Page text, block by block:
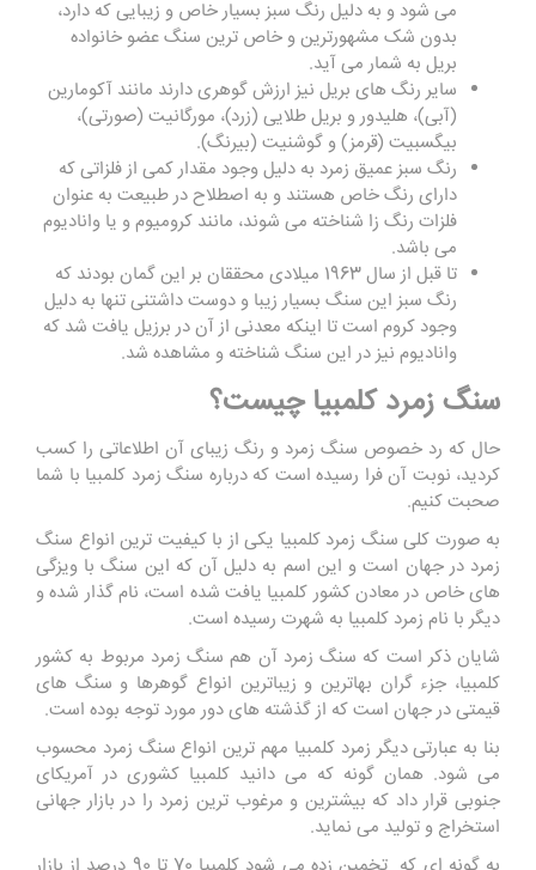
می شود و به دلیل رنگ سبز بسیار خاص و زیبایی که دارد،
بدون شک مشهورترین و خاص ترین سنگ عضو خانواده
بریل به شمار می آید.
سایر رنگ های بریل نیز ارزش گوهری دارند مانند آکومارین
(آبی)، هلیدور و بریل طلایی (زرد)، مورگانیت (صورتی)،
بیگسبیت (قرمز) و گوشنیت (بیرنگ).
رنگ سبز عمیق زمرد به دلیل وجود مقدار کمی از فلزاتی که
دارای رنگ خاص هستند و به اصطلاح در طبیعت به عنوان
فلزات رنگ زا شناخته می شوند، مانند کرومیوم و یا وانادیوم
می باشد.
تا قبل از سال 1963 میلادی محققان بر این گمان بودند که
رنگ سبز این سنگ بسیار زیبا و دوست داشتنی تنها به دلیل
وجود کروم است تا اینکه معدنی از آن در برزیل یافت شد که
وانادیوم نیز در این سنگ شناخته و مشاهده شد.
سنگ زمرد کلمبیا چیست؟
حال که رد خصوص سنگ زمرد و رنگ زیبای آن اطلاعاتی را کسب
کردید، نوبت آن فرا رسیده است که درباره سنگ زمرد کلمبیا با شما
صحبت کنیم.
به صورت کلی سنگ زمرد کلمبیا یکی از با کیفیت ترین انواع سنگ
زمرد در جهان است و این اسم به دلیل آن که این سنگ با ویزگی
های خاص در معادن کشور کلمبیا یافت شده است، نام گذار شده و
دیگر با نام زمرد کلمبیا به شهرت رسیده است.
شایان ذکر است که سنگ زمرد آن هم سنگ زمرد مربوط به کشور
کلمبیا، جزء گران بهاترین و زیباترین انواع گوهرها و سنگ های
قیمتی در جهان است که از گذشته‌ های دور مورد توجه بوده است.
بنا به عبارتی دیگر زمرد کلمبیا مهم ترین انواع سنگ زمرد محسوب
می شود. همان گونه که می دانید کلمبیا کشوری در آمریکای
جنوبی قرار داد که بیشترین و مرغوب ‌ترین زمرد را در بازار جهانی
استخراج و تولید می نماید.